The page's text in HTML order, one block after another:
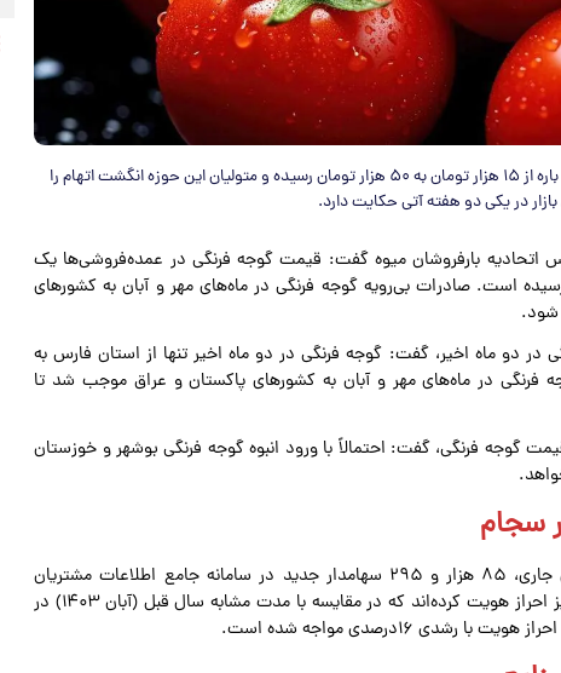
قیمت هر کیلوگرم گوجه فرنگی در عمده‌فروشی‌، به یک باره از ۱۵ هزار تومان به ۵۰ هزار تومان رسیده و متولیان این حوزه انگشت اتهام را
در یکی دو هفته آتی حکایت دارد.
اتحادیه بارفروشان میوه گفت: قیمت گوجه فرنگی در عمده‌فروشی‌ها یک
تومان به ۵۰هزار تومان رسیده است. صادرات بی‌رویه گوجه فرنگی در ماه‌های مهر و آبان به کشورهای
شود.
در دو ماه اخیر، گفت: گوجه فرنگی در دو ماه اخیر تنها از استان فارس به
فرنگی در ماه‌های مهر و آبان به کشورهای پاکستان و عراق موجب شد تا
گوجه فرنگی، گفت: احتمالاً با ورود انبوه گوجه فرنگی بوشهر و خوزستان
براساس آخرین آمار منتشر شده در آبان‌ماه سال جاری، ۸۵ هزار و ۲۹۵ سهامدار جدید در سامانه جامع اطلاعات مشتریان
«سجام» ثبت‌نام و ۷۸ هزار و ۶۹۹ سرمایه‌گذار نیز احراز هویت کرده‌اند که در مقایسه با مدت مشابه سال قبل (آبان ۱۴۰۳) در